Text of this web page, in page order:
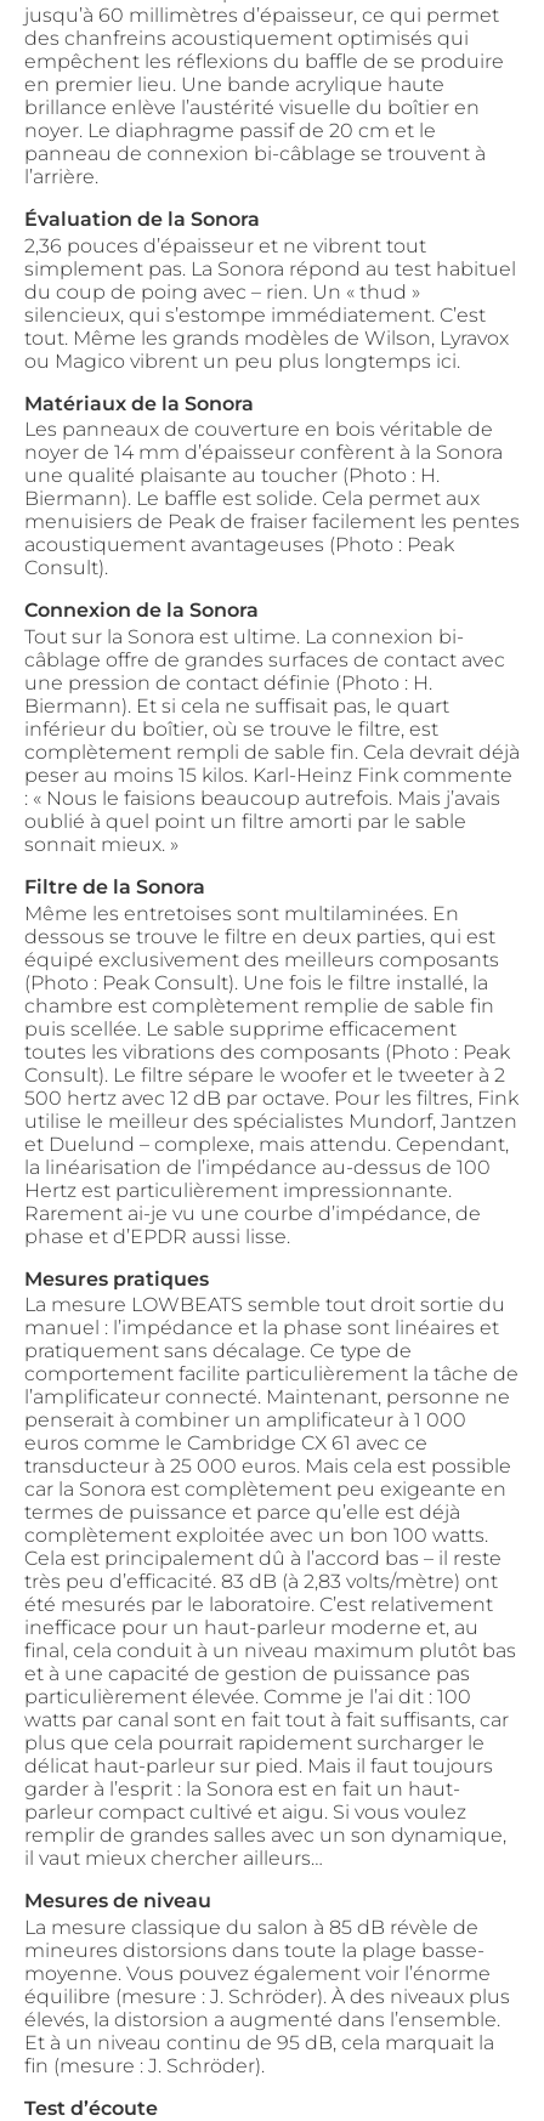
jusqu’à 60 millimètres d’épaisseur, ce qui permet
des chanfreins acoustiquement optimisés qui
empêchent les réflexions du baffle de se produire
en premier lieu. Une bande acrylique haute
brillance enlève l’austérité visuelle du boîtier en
noyer. Le diaphragme passif de 20 cm et le
panneau de connexion bi-câblage se trouvent à
l’arrière.
Évaluation de la Sonora
2,36 pouces d’épaisseur et ne vibrent tout
simplement pas. La Sonora répond au test habituel
du coup de poing avec – rien. Un « thud »
silencieux, qui s’estompe immédiatement. C’est
tout. Même les grands modèles de Wilson, Lyravox
ou Magico vibrent un peu plus longtemps ici.
Matériaux de la Sonora
Les panneaux de couverture en bois véritable de
noyer de 14 mm d’épaisseur confèrent à la Sonora
une qualité plaisante au toucher (Photo : H.
Biermann). Le baffle est solide. Cela permet aux
menuisiers de Peak de fraiser facilement les pentes
acoustiquement avantageuses (Photo : Peak
Consult).
Connexion de la Sonora
Tout sur la Sonora est ultime. La connexion bi-
câblage offre de grandes surfaces de contact avec
une pression de contact définie (Photo : H.
Biermann). Et si cela ne suffisait pas, le quart
inférieur du boîtier, où se trouve le filtre, est
complètement rempli de sable fin. Cela devrait déjà
peser au moins 15 kilos. Karl-Heinz Fink commente
: « Nous le faisions beaucoup autrefois. Mais j’avais
oublié à quel point un filtre amorti par le sable
sonnait mieux. »
Filtre de la Sonora
Même les entretoises sont multilaminées. En
dessous se trouve le filtre en deux parties, qui est
équipé exclusivement des meilleurs composants
(Photo : Peak Consult). Une fois le filtre installé, la
chambre est complètement remplie de sable fin
puis scellée. Le sable supprime efficacement
toutes les vibrations des composants (Photo : Peak
Consult). Le filtre sépare le woofer et le tweeter à 2
500 hertz avec 12 dB par octave. Pour les filtres, Fink
utilise le meilleur des spécialistes Mundorf, Jantzen
et Duelund – complexe, mais attendu. Cependant,
la linéarisation de l’impédance au-dessus de 100
Hertz est particulièrement impressionnante.
Rarement ai-je vu une courbe d’impédance, de
phase et d’EPDR aussi lisse.
Mesures pratiques
La mesure LOWBEATS semble tout droit sortie du
manuel : l’impédance et la phase sont linéaires et
pratiquement sans décalage. Ce type de
comportement facilite particulièrement la tâche de
l’amplificateur connecté. Maintenant, personne ne
penserait à combiner un amplificateur à 1 000
euros comme le Cambridge CX 61 avec ce
transducteur à 25 000 euros. Mais cela est possible
car la Sonora est complètement peu exigeante en
termes de puissance et parce qu’elle est déjà
complètement exploitée avec un bon 100 watts.
Cela est principalement dû à l’accord bas – il reste
très peu d’efficacité. 83 dB (à 2,83 volts/mètre) ont
été mesurés par le laboratoire. C’est relativement
inefficace pour un haut-parleur moderne et, au
final, cela conduit à un niveau maximum plutôt bas
et à une capacité de gestion de puissance pas
particulièrement élevée. Comme je l’ai dit : 100
watts par canal sont en fait tout à fait suffisants, car
plus que cela pourrait rapidement surcharger le
délicat haut-parleur sur pied. Mais il faut toujours
garder à l’esprit : la Sonora est en fait un haut-
parleur compact cultivé et aigu. Si vous voulez
remplir de grandes salles avec un son dynamique,
il vaut mieux chercher ailleurs…
Mesures de niveau
La mesure classique du salon à 85 dB révèle de
mineures distorsions dans toute la plage basse-
moyenne. Vous pouvez également voir l’énorme
équilibre (mesure : J. Schröder). À des niveaux plus
élevés, la distorsion a augmenté dans l’ensemble.
Et à un niveau continu de 95 dB, cela marquait la
fin (mesure : J. Schröder).
Test d’écoute